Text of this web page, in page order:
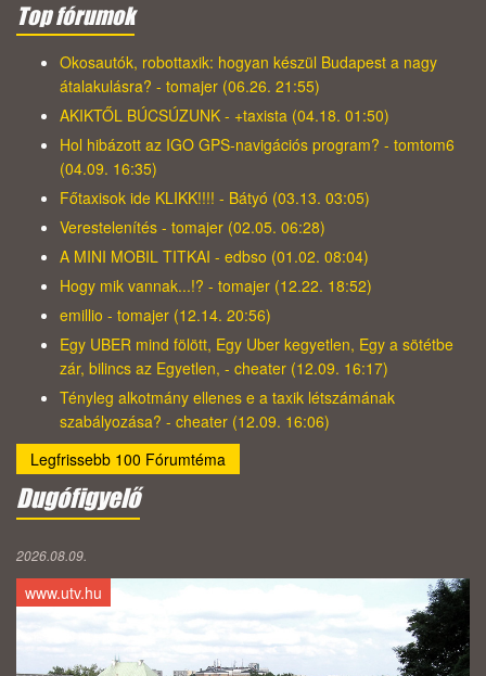
Top fórumok
Okosautók, robottaxik: hogyan készül Budapest a nagy
átalakulásra? - tomajer (06.26. 21:55)
AKIKTŐL BÚCSÚZUNK - +taxista (04.18. 01:50)
Hol hibázott az IGO GPS-navigációs program? - tomtom6
(04.09. 16:35)
Főtaxisok ide KLIKK!!!! - Bátyó (03.13. 03:05)
Verestelenítés - tomajer (02.05. 06:28)
A MINI MOBIL TITKAI - edbso (01.02. 08:04)
Hogy mik vannak...!? - tomajer (12.22. 18:52)
emillio - tomajer (12.14. 20:56)
Egy UBER mind fölött, Egy Uber kegyetlen, Egy a sötétbe
zár, bilincs az Egyetlen, - cheater (12.09. 16:17)
Tényleg alkotmány ellenes e a taxik létszámának
szabályozása? - cheater (12.09. 16:06)
Legfrissebb 100 Fórumtéma
Dugófigyelő
2026.08.09.
www.utv.hu